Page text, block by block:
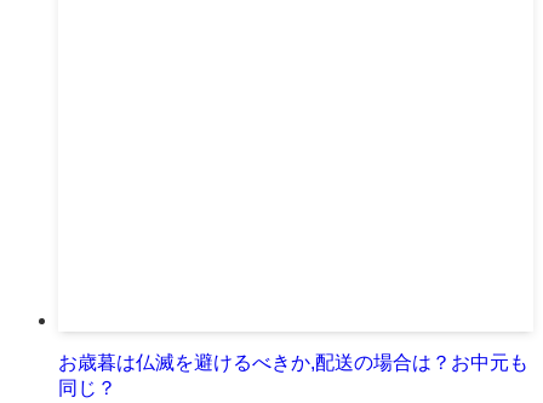
お歳暮は仏滅を避けるべきか,配送の場合は？お中元も
同じ？